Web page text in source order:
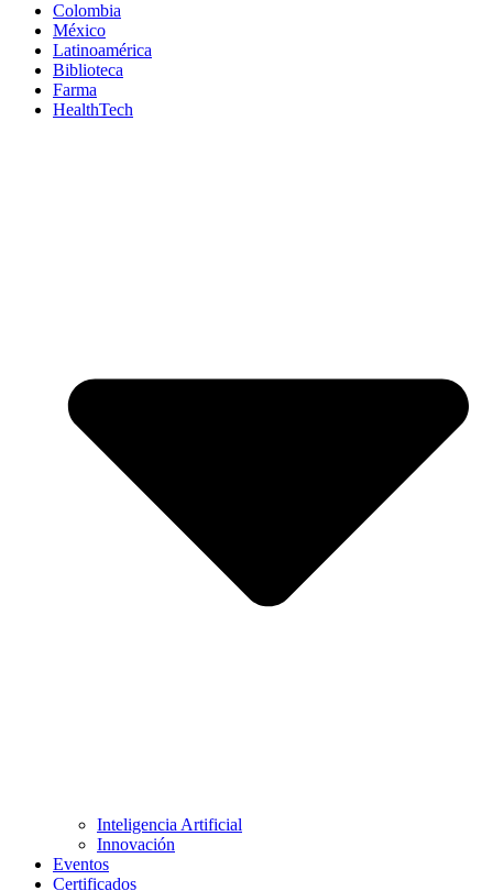
Colombia
México
Latinoamérica
Biblioteca
Farma
HealthTech
Inteligencia Artificial
Innovación
Eventos
Certificados